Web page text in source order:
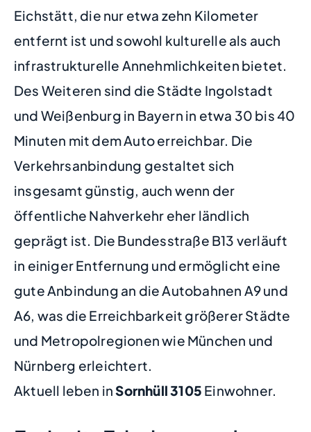
Eichstätt, die nur etwa zehn Kilometer
entfernt ist und sowohl kulturelle als auch
infrastrukturelle Annehmlichkeiten bietet.
Des Weiteren sind die Städte Ingolstadt
und Weißenburg in Bayern in etwa 30 bis 40
Minuten mit dem Auto erreichbar. Die
Verkehrsanbindung gestaltet sich
insgesamt günstig, auch wenn der
öffentliche Nahverkehr eher ländlich
geprägt ist. Die Bundesstraße B13 verläuft
in einiger Entfernung und ermöglicht eine
gute Anbindung an die Autobahnen A9 und
A6, was die Erreichbarkeit größerer Städte
und Metropolregionen wie München und
Nürnberg erleichtert.
Aktuell leben inSornhüll3105 Einwohner.